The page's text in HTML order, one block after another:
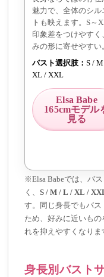
魅力で、全体のシル
トも映えます。S～
印象差をつけやすく
みの形に寄せやすい
バスト選択肢： S /
XL / XXL
Elsa Babe
165cmモデル
見る
※Elsa Babeでは、バ
く、 S / M / L / XL /
す。同じ身長でもバ
ため、好みに近いも
れを抑えやすくなりま
身長別バスト